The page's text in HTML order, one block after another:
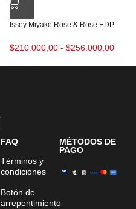
Issey Miyake Rose & Rose EDP
$210.000,00 - $256.000,00
FAQ
Términos y
condiciones
Botón de
arrepentimiento
MÉTODOS DE
PAGO